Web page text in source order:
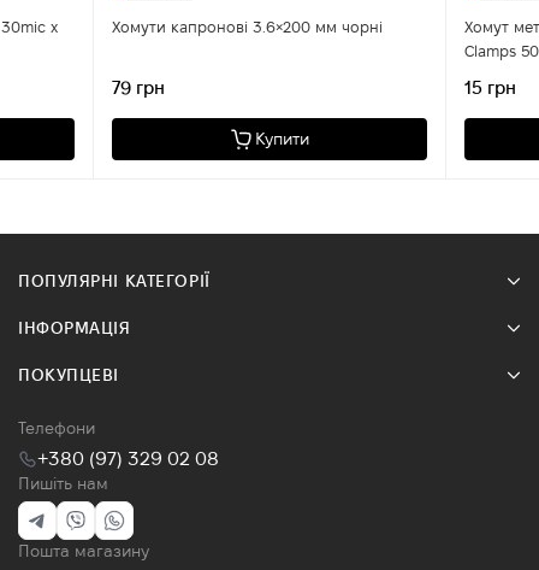
x Хомути капронові 3.6×200 мм чорні
79 грн
Купити
Хомут
Clamps
15 грн
ПОПУЛЯРНІ КАТЕГОРІЇ
ІНФОРМАЦІЯ
ПОКУПЦЕВІ
Телефони
+380 (97) 329 02 08
Пишіть нам
Пошта магазину